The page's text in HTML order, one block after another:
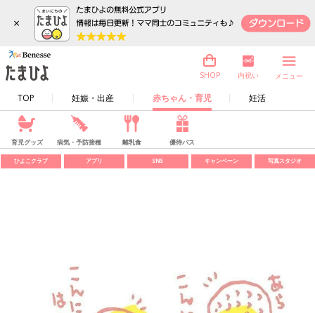
×
TOP 妊娠・出産 赤ちゃん・育児 妊活
SHOP 内祝い メニュー
育児グッズ 病気・予防接種 離乳食 優待パス
ひよこクラブ アプリ SNS キャンペーン 写真スタジオ